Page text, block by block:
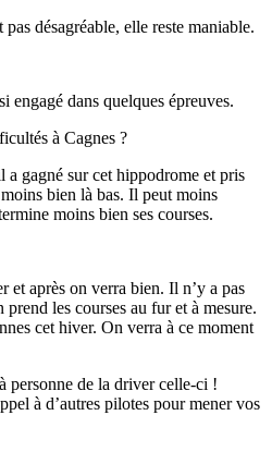
désagréable, elle reste maniable.
engagé dans quelques épreuves.
à Cagnes ?
a gagné sur cet hippodrome et pris
bien là bas. Il peut moins
moins bien ses courses.
et après on verra bien. Il n’y a pas
les courses au fur et à mesure.
cet hiver. On verra à ce moment
personne de la driver celle-ci !
à d’autres pilotes pour mener vos